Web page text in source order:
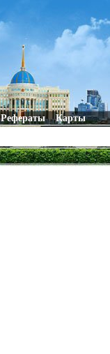
Рефераты Карты